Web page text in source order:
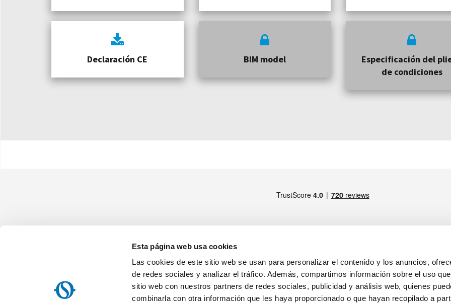
Esta página web usa cookies
Las cookies de este sitio web se usan para personalizar el contenido y los anuncios,
de redes sociales y analizar el tráfico. Además, compartimos información sobre el uso
sitio web con nuestros partners de redes sociales, publicidad y análisis web, quienes
combinarla con otra información que les haya proporcionado o que hayan recopilado a
Declaración CE BIM model
Especificación del
de condiciones
Olimpia Splendid Iberica, SL
Avenida Anselmo Lorenzo, 1 - 28830 San Fernando de Henares (Madrid)
NIF: ES B84644186
Home
Nota informativa sobre el tratamiento de los datos personales
MIEMBRO DE